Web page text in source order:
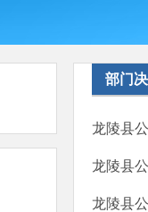
部门
龙陵县
龙陵县
龙陵县